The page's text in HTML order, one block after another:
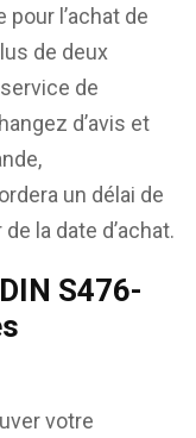
l’achat de
de deux
de
d’avis et
un délai de
la date d’achat.
S476-
votre